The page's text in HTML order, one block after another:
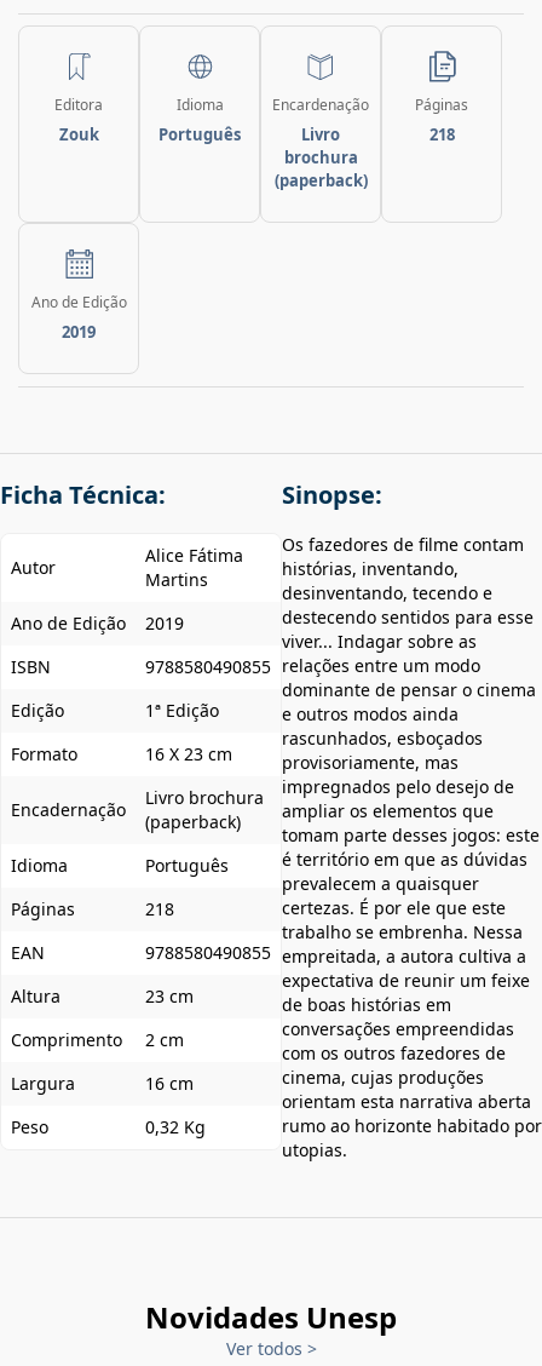
Editora
Zouk
Idioma
Português
Encardenação
Livro
brochura
(paperback)
Páginas
218
Ano de Edição
2019
Ficha Técnica:
Autor
Alice Fátima
Martins
Ano de Edição
2019
ISBN
9788580490855
Edição
1ª Edição
Formato
16 X 23 cm
Encadernação
Livro brochura
(paperback)
Idioma
Português
Páginas
218
EAN
9788580490855
Altura
23 cm
Comprimento
2 cm
Largura
16 cm
Peso
0,32 Kg
Sinopse:
Os fazedores de filme contam
histórias, inventando,
desinventando, tecendo e
destecendo sentidos para esse
viver... Indagar sobre as
relações entre um modo
dominante de pensar o cinema
e outros modos ainda
rascunhados, esboçados
provisoriamente, mas
impregnados pelo desejo de
ampliar os elementos que
tomam parte desses jogos: este
é território em que as dúvidas
prevalecem a quaisquer
certezas. É por ele que este
trabalho se embrenha. Nessa
empreitada, a autora cultiva a
expectativa de reunir um feixe
de boas histórias em
conversações empreendidas
com os outros fazedores de
cinema, cujas produções
orientam esta narrativa aberta
rumo ao horizonte habitado por
utopias.
Novidades Unesp
Ver todos >